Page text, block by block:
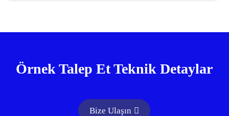
Örnek Talep Et Teknik Detaylar
Bize Ulaşın